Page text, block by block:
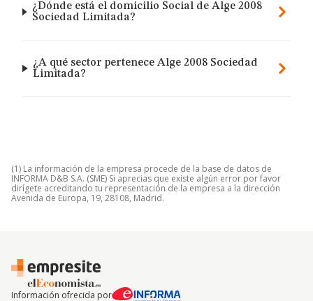
¿Dónde está el domicilio Social de Alge 2008
Sociedad Limitada?
¿A qué sector pertenece Alge 2008 Sociedad
Limitada?
(1) La información de la empresa procede de la base de datos de
INFORMA D&B S.A. (SME) Si aprecias que existe algún error por favor
dirígete acreditando tu representación de la empresa a la dirección
Avenida de Europa, 19, 28108, Madrid.
Información ofrecida por